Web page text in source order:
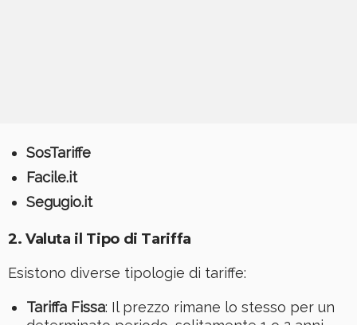
SosTariffe
Facile.it
Segugio.it
2. Valuta il Tipo di Tariffa
Esistono diverse tipologie di tariffe:
Tariffa Fissa: Il prezzo rimane lo stesso per un